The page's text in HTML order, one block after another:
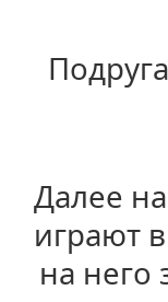
Далее
играют
на него